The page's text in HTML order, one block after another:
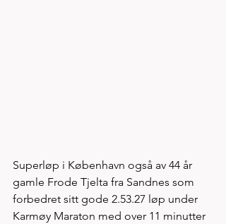
Superløp i København også av 44 år
gamle Frode Tjelta fra Sandnes som
forbedret sitt gode 2.53.27 løp under
Karmøy Maraton med over 11 minutter